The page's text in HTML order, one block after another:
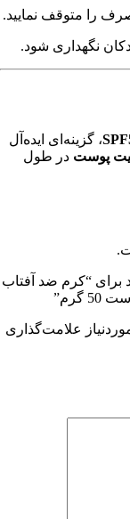
را متوقف نمایید.
نگهداری شود.
، گزینه‌ای ایده‌آل
پوست در طول
برای “کرم ضد آفتاب
علامت‌گذاری